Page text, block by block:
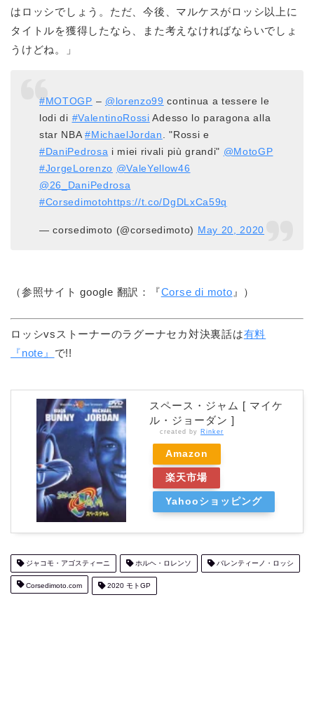
はロッシでしょう。ただ、今後、マルケスがロッシ以上に
タイトルを獲得したなら、また考えなければならいでしょ
うけどね。」
#MOTOGP – @lorenzo99 continua a tessere le
lodi di #ValentinoRossi Adesso lo paragona alla
star NBA#MichaelJordan
. "Rossi e
#DaniPedrosa i miei rivali più grandi" @MotoGP
#JorgeLorenzo @ValeYellow46
@26_DaniPedrosa
#Corsedimotohttps://t.co/DgDLxCa59q
— corsedimoto (@corsedimoto) May 20, 2020
（参照サイト google 翻訳：『Corse di moto 』）
ロッシvsストーナーのラグーナセカ対決裏話は有料
『note』 で!!
スペース・ジャム [ マイケ
ル・ジョーダン ]
created by Rinker
Amazon
楽天市場
Yahooショッピング
ジャコモ・アゴスティーニ ホルヘ・ロレンソ バレンティーノ・ロッシ
Corsedimoto.com 2020 モトGP